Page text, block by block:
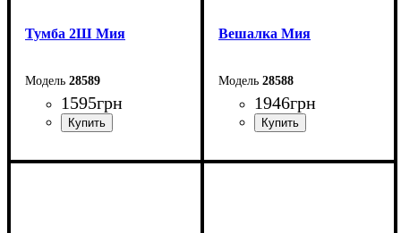
Тумба 2Ш Мия
28589
1595грн
Ширина: 40 см
Вешалка Мия
28588
1946грн
Ширина: 76 см